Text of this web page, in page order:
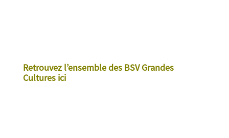
Retrouvez l’ensemble des BSV Grandes
Cultures ici